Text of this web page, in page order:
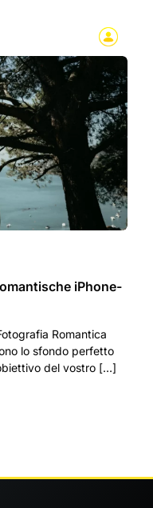
iPhone-
Romantica
lo sfondo perfetto
del vostro […]